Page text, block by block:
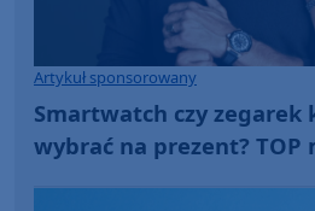
Artykuł sponsorowany
Smartwatch czy zegarek
wybrać na prezent? TOP